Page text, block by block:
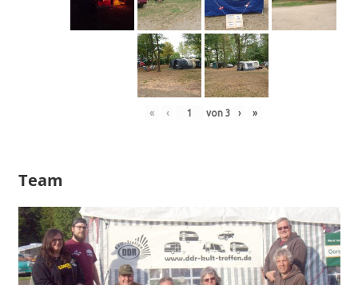
« ‹ von 3 › »
Team